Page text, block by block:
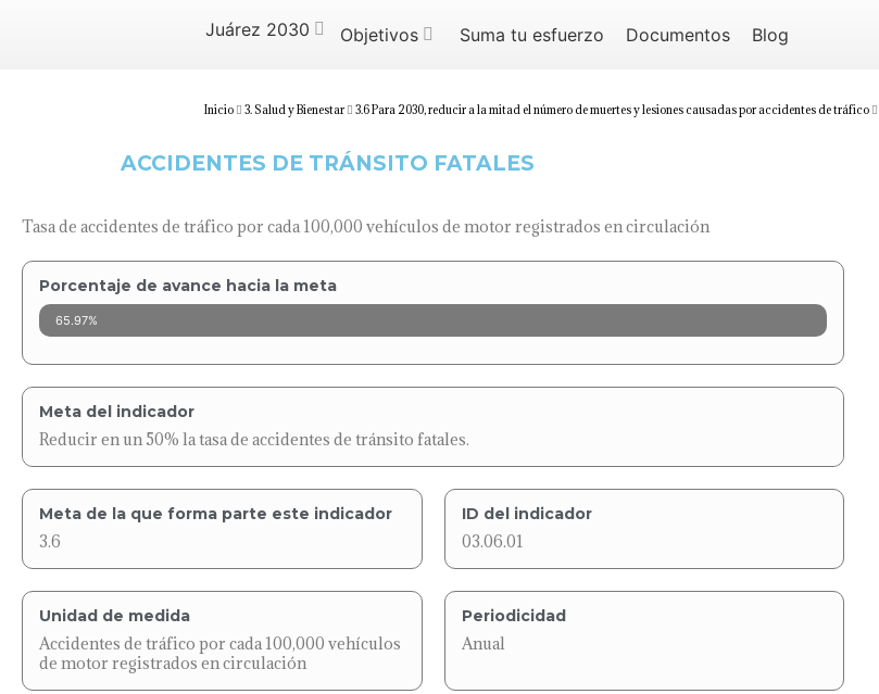
Juárez 2030 Objetivos Suma tu esfuerzo Documentos Blog
Inicio 3. Salud y Bienestar 3.6 Para 2030, reducir a la mitad el número de muertes y lesiones causadas por accidentes de tráfico
ACCIDENTES DE TRÁNSITO FATALES
Tasa de accidentes de tráfico por cada 100,000 vehículos de motor registrados en circulación
Porcentaje de avance hacia la meta
65.97%
Meta del indicador
Reducir en un 50% la tasa de accidentes de tránsito fatales.
Meta de la que forma parte este indicador
3.6
ID del indicador
03.06.01
Unidad de medida
Accidentes de tráfico por cada 100,000 vehículos
de motor registrados en circulación
Periodicidad
Anual